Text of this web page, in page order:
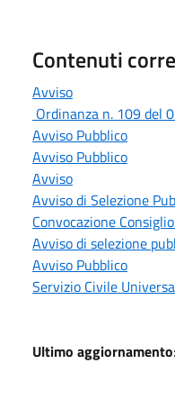
Contenuti
Avviso
Ordinanza n. 109 del
Avviso Pubblico
Avviso Pubblico
Avviso
Avviso di Selezione
Convocazione
Avviso di selezione
Avviso Pubblico
Servizio Civile
Ultimo aggiornamento